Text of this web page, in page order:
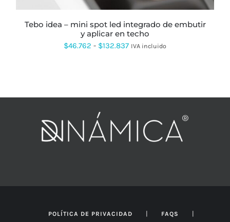
PÁGINA
DE
PRODUCTO
tebo idea – mini spot led integrado de embutir
y aplicar en techo
$46.762 - $132.837Rango
$132.837
IVA incluido
POLÍTICA DE PRIVACIDAD | FAQS |